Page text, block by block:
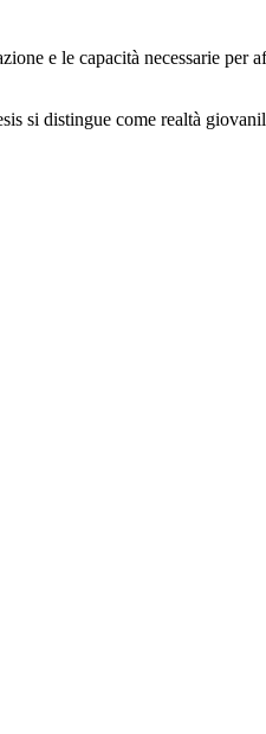
e le capacità necessarie
distingue come realtà